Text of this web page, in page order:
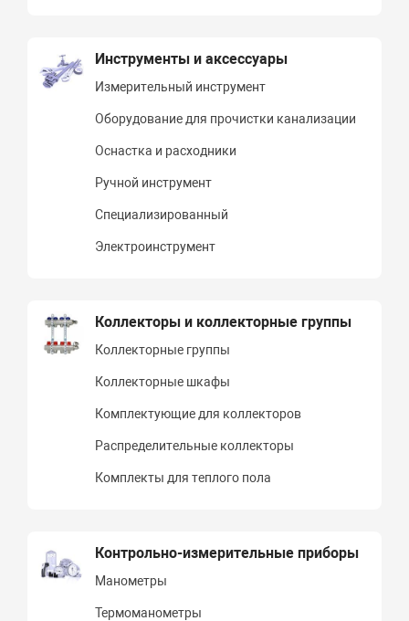
Инструменты и аксессуары
Измерительный инструмент
Оборудование для прочистки канализации
Оснастка и расходники
Ручной инструмент
Специализированный
Электроинструмент
Коллекторы и коллекторные группы
Коллекторные группы
Коллекторные шкафы
Комплектующие для коллекторов
Распределительные коллекторы
Комплекты для теплого пола
Контрольно-измерительные приборы
Манометры
Термоманометры